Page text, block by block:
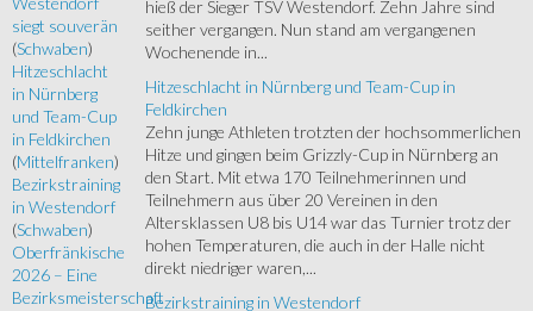
hieß der Sieger TSV Westendorf. Zehn Jahre sind
seither vergangen. Nun stand am vergangenen
Wochenende in...
Hitzeschlacht in Nürnberg und Team-Cup in
Feldkirchen
Zehn junge Athleten trotzten der hochsommerlichen
Hitze und gingen beim Grizzly-Cup in Nürnberg an
den Start. Mit etwa 170 Teilnehmerinnen und
Teilnehmern aus über 20 Vereinen in den
Altersklassen U8 bis U14 war das Turnier trotz der
hohen Temperaturen, die auch in der Halle nicht
direkt niedriger waren,...
Bezirkstraining in Westendorf
siegt souverän
(Schwaben)
Hitzeschlacht
in Nürnberg
und Team-Cup
in Feldkirchen
(Mittelfranken)
Bezirkstraining
in Westendorf
(Schwaben)
Oberfränkische
2026 – Eine
Bezirksmeisterschaft